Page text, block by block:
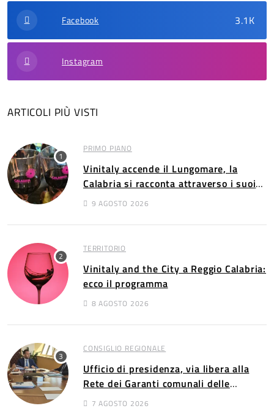
3.1K
Facebook
Instagram
ARTICOLI PIÙ VISTI
PRIMO PIANO
Vinitaly accende il Lungomare, la
Calabria si racconta attraverso i suoi
vini9 AGOSTO 2026
TERRITORIO
Vinitaly and the City a Reggio Calabria:
ecco il programma
8 AGOSTO 2026
CONSIGLIO REGIONALE
Ufficio di presidenza, via libera alla
Rete dei Garanti comunali delle
persone con disabilità​​
7 AGOSTO 2026